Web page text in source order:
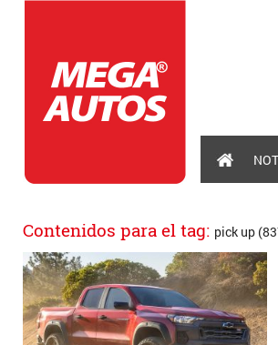
Contenidos para el tag: pick up